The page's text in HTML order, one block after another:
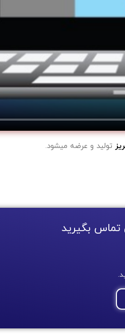
تولید و عرضه میشود.
تماس بگیرید